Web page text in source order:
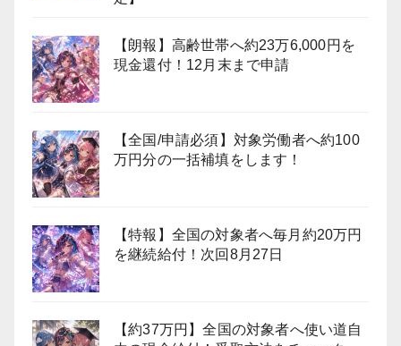
【朗報】高齢世帯へ約23万6,000円を
現金還付！12月末まで申請
【全国/申請必須】対象労働者へ約100
万円分の一括補填をします！
【特報】全国の対象者へ毎月約20万円
を継続給付！次回8月27日
【約37万円】全国の対象者へ使い道自